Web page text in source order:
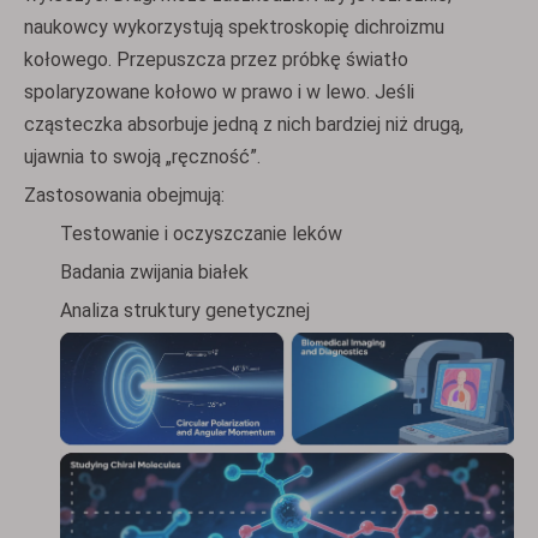
naukowcy wykorzystują spektroskopię dichroizmu
kołowego. Przepuszcza przez próbkę światło
spolaryzowane kołowo w prawo i w lewo. Jeśli
cząsteczka absorbuje jedną z nich bardziej niż drugą,
ujawnia to swoją „ręczność”.
Zastosowania obejmują:
Testowanie i oczyszczanie leków
Badania zwijania białek
Analiza struktury genetycznej